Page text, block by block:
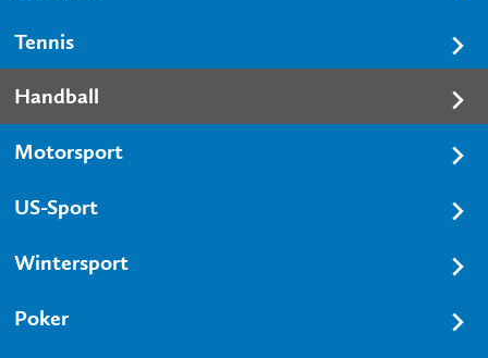
Tennis
Handball
Motorsport
US-Sport
Wintersport
Poker